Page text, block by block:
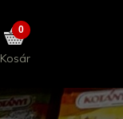
Kosár
0